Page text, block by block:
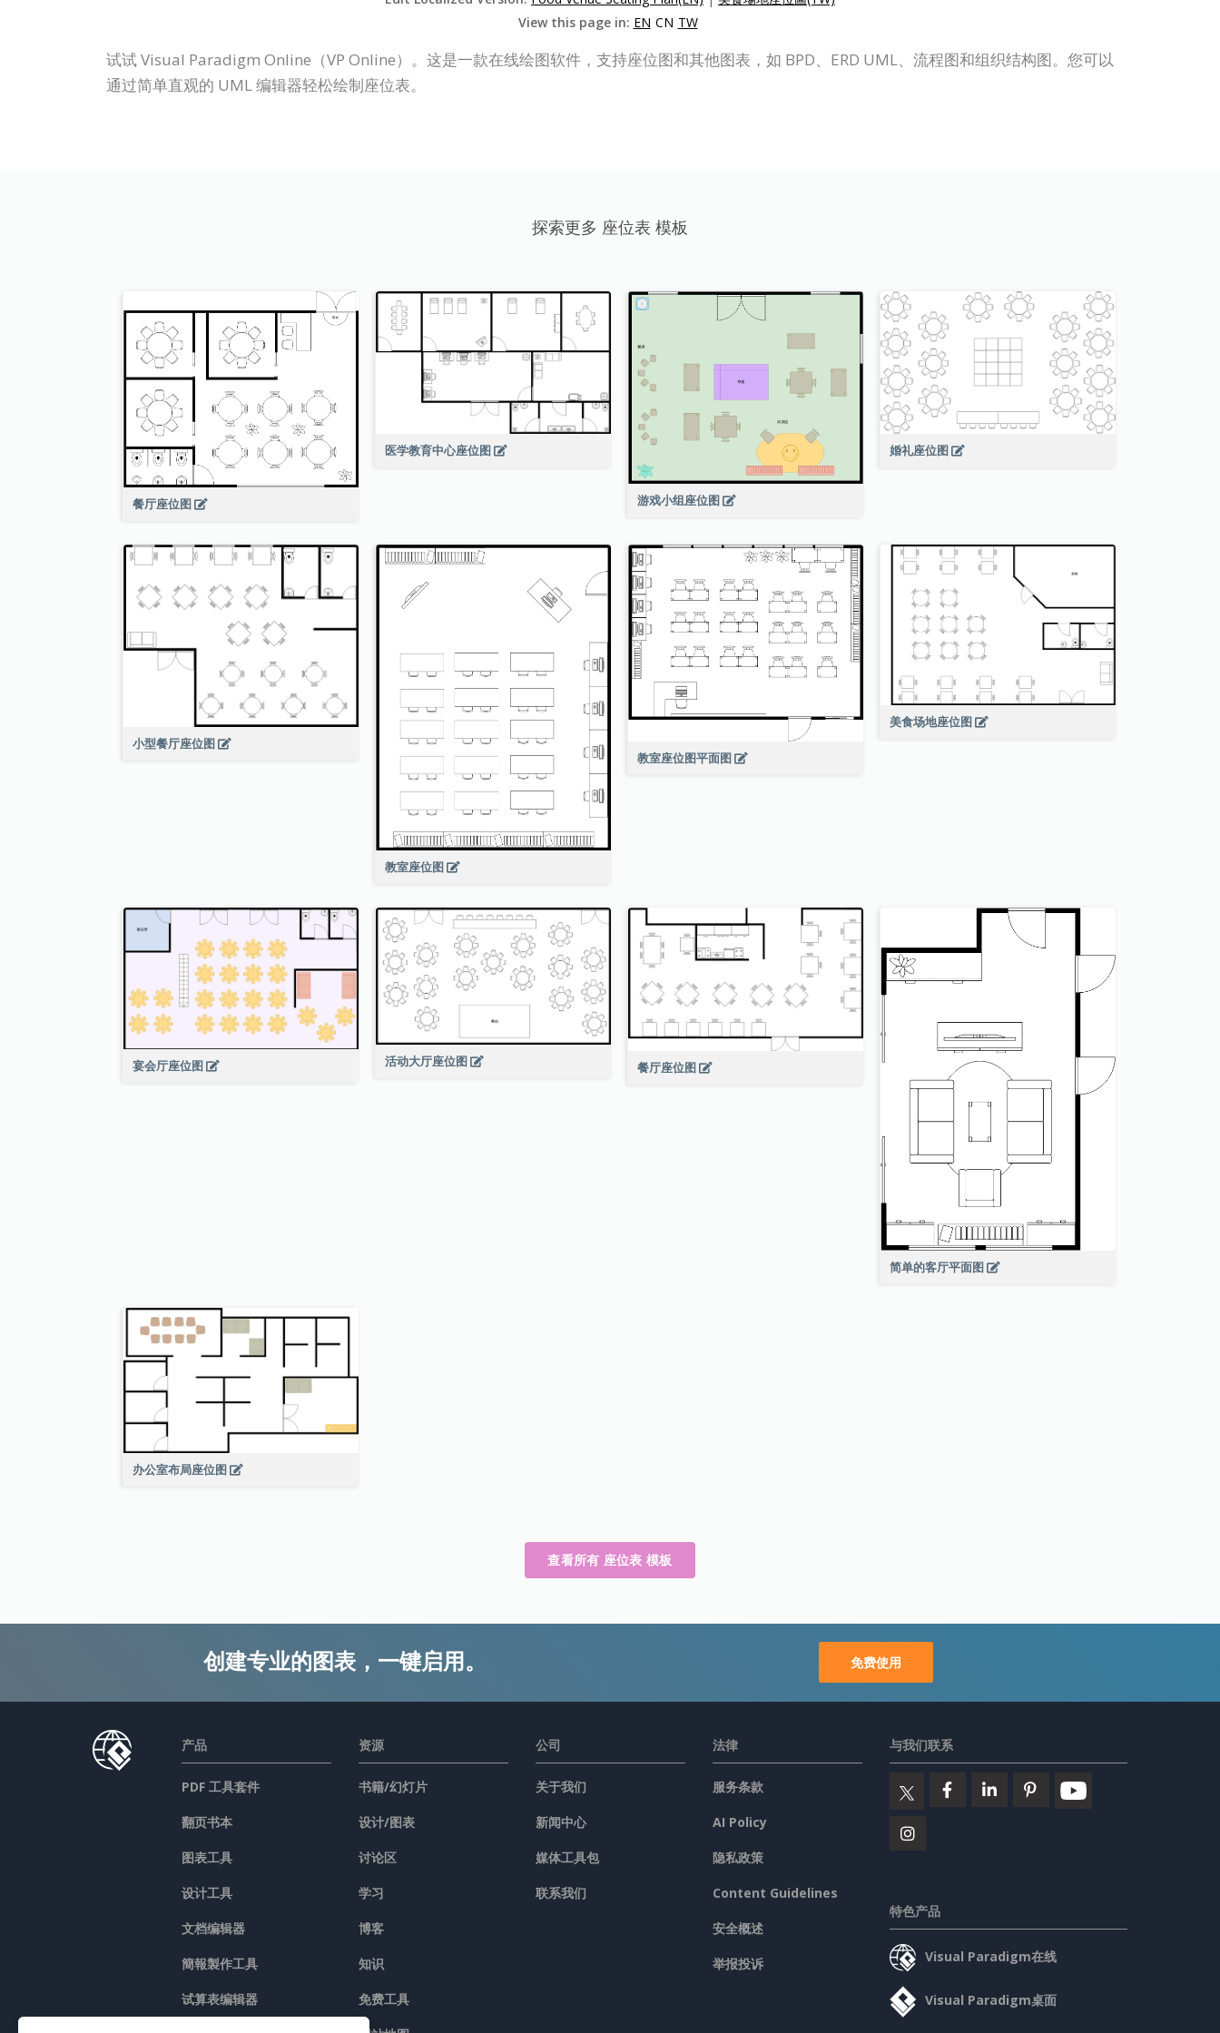
View this page in: EN CN TW
试试 Visual Paradigm Online（VP Online）。这是一款在线绘图软件，支持座位图和其他图表，如 BPD、ERD UML、流程图和组织结构图。您可以
通过简单直观的 UML 编辑器轻松绘制座位表。
探索更多 座位表 模板
餐厅座位图
医学教育中心座位图
游戏小组座位图
婚礼座位图
小型餐厅座位图
教室座位图
教室座位图平面图
美食场地座位图
宴会厅座位图 活动大厅座位图 餐厅座位图
简单的客厅平面图
办公室布局座位图
查看所有 座位表 模板
创建专业的图表，一键启用。 免费使用
产品
PDF 工具套件
翻页书本
图表工具
设计工具
文档编辑器
簡報製作工具
试算表编辑器
资源
书籍/幻灯片
设计/图表
讨论区
学习
博客
知识
免费工具
公司
关于我们
新闻中心
媒体工具包
联系我们
法律
服务条款
AI Policy
隐私政策
Content Guidelines
安全概述
举报投诉
与我们联系
特色产品
Visual Paradigm在线
Visual Paradigm桌面